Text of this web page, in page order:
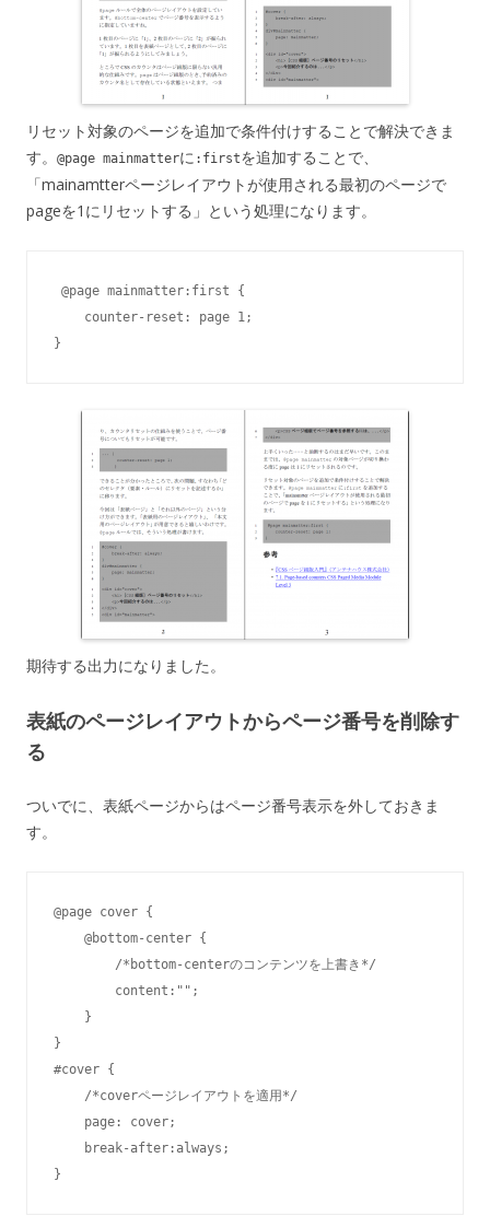
リセット対象のページを追加で条件付けすることで解決できま
す。
@page mainmatterに :firstを追加することで、
「mainamtterページレイアウトが使用される最初のページで
pageを1にリセットする」という処理になります。
@page mainmatter:first {
    counter-reset: page 1;
}
期待する出力になりました。
表紙のページレイアウトからページ番号を削除す
る
ついでに、表紙ページからはページ番号表示を外しておきま
す。
@page cover {
    @bottom-center {
        /*bottom-centerのコンテンツを上書き*/
        content:"";
    }
}
#cover {
    /*coverページレイアウトを適用*/
    page: cover;
    break-after:always;
}